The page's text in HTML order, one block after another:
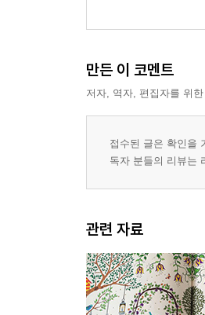
만든 이 코멘트
저자, 역자, 편집자를 위
접수된 글은 확인을
독자 분들의 리뷰는
관련 자료